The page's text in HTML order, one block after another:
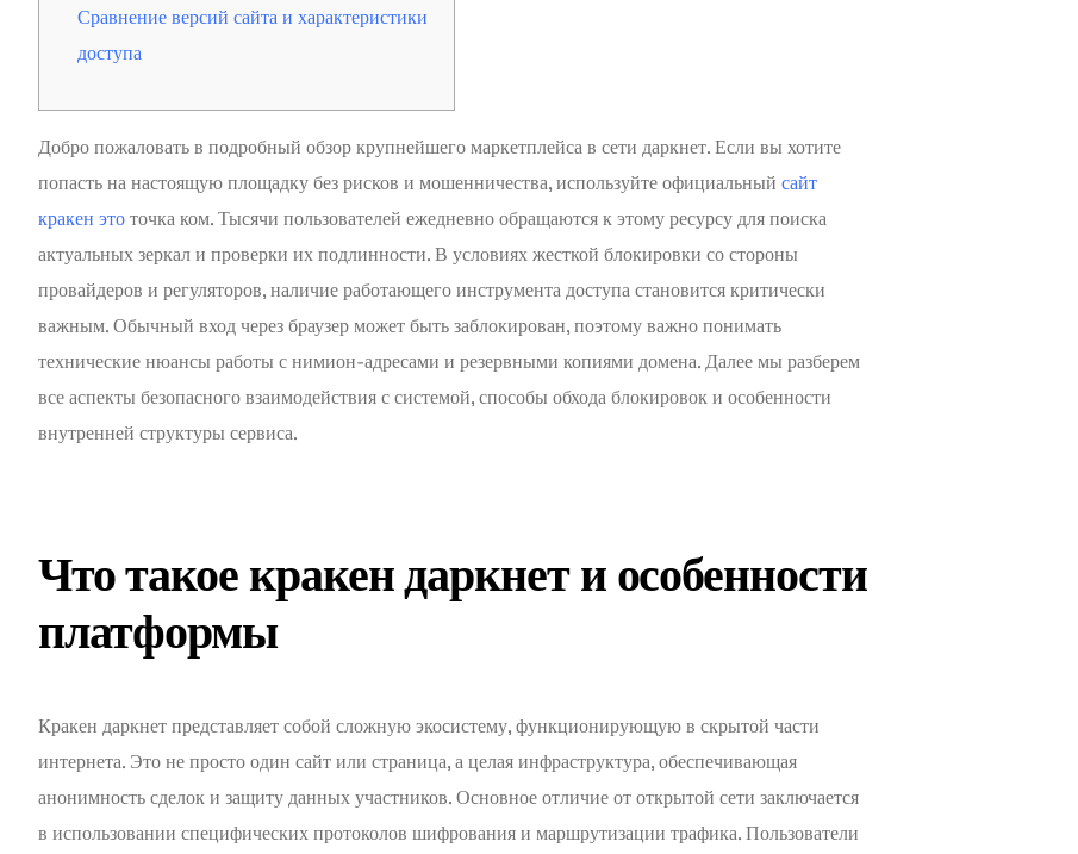
Сравнение версий сайта и характеристики
доступа
Добро пожаловать в подробный обзор крупнейшего маркетплейса в сети даркнет. Если вы хотите
попасть на настоящую площадку без рисков и мошенничества, используйте официальный сайт
кракен этоточка ком. Тысячи пользователей ежедневно обращаются к этому ресурсу для поиска
актуальных зеркал и проверки их подлинности. В условиях жесткой блокировки со стороны
провайдеров и регуляторов, наличие работающего инструмента доступа становится критически
важным. Обычный вход через браузер может быть заблокирован, поэтому важно понимать
технические нюансы работы с нимион-адресами и резервными копиями домена. Далее мы разберем
все аспекты безопасного взаимодействия с системой, способы обхода блокировок и особенности
внутренней структуры сервиса.
Что такое кракен даркнет и особенности
платформы
Кракен даркнет представляет собой сложную экосистему, функционирующую в скрытой части
интернета. Это не просто один сайт или страница, а целая инфраструктура, обеспечивающая
анонимность сделок и защиту данных участников. Основное отличие от открытой сети заключается
в использовании специфических протоколов шифрования и маршрутизации трафика. Пользователи